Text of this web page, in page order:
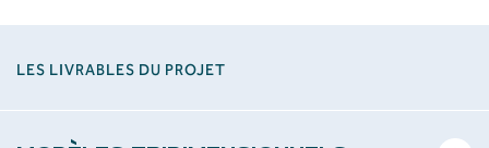
LES LIVRABLES DU PROJET